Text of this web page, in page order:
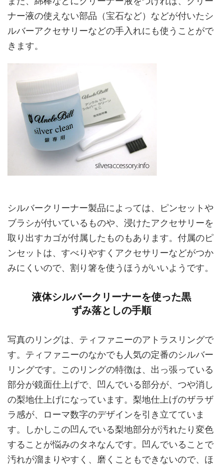
ナー液の使えない部品（宝石など）などが付いたシ
ルバーアクセサリーなどの手入れにも使うことがで
きます。
シルバークリーナー製品によっては、ピンセットや
ブラシが付いているものや、浸けたアクセサリーを
取り出すカゴが付属したものもあります。付属のピ
ンセットは、すべりやすくアクセサリーなどがつか
みにくいので、割り箸を使うほうがいいようです。
液体シルバークリーナーを使った黒
ずみ落としの手順
写真のリングは、ティファニーのアトラスリングで
す。ティファニーのなかでも人気の定番のシルバー
リングです。このリングの特徴は、出っ張っている
部分が鏡面仕上げで、凹んでいる部分が、つや消し
の梨地仕上げになっています。梨地仕上げのザラザ
ラ感が、ローマ数字のデザインを引き立てていま
す。しかしこの凹んでいる梨地部分が汚れたり変色
することが悩みのタネなんです。凹んでいることで
汚れが溜まりやすく、磨くこともできないので、ほ